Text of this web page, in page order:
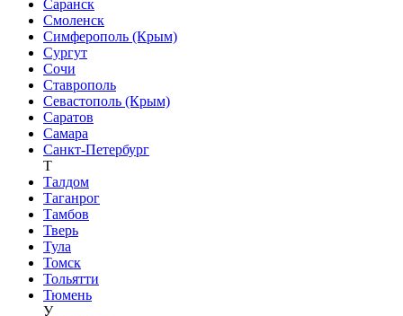
Саранск
Смоленск
Симферополь (Крым)
Сургут
Сочи
Ставрополь
Севастополь (Крым)
Саратов
Самара
Санкт-Петербург
Т
Талдом
Таганрог
Тамбов
Тверь
Тула
Томск
Тольятти
Тюмень
У